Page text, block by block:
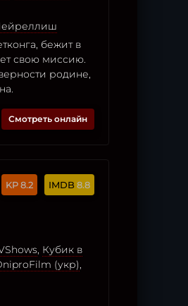
бежит в
свою миссию.
родине,
Смотреть онлайн
8.2 8.8
, Кубик в
(укр),